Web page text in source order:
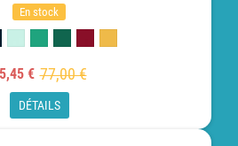
En stock
€ 77,00 €
DÉTAILS